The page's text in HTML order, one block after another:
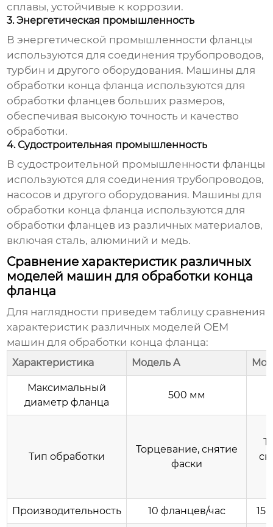
сплавы, устойчивые к коррозии.
3. Энергетическая промышленность
В энергетической промышленности фланцы
используются для соединения трубопроводов,
турбин и другого оборудования. Машины для
обработки конца фланца используются для
обработки фланцев больших размеров,
обеспечивая высокую точность и качество
обработки.
4. Судостроительная промышленность
В судостроительной промышленности фланцы
используются для соединения трубопроводов,
насосов и другого оборудования. Машины для
обработки конца фланца используются для
обработки фланцев из различных материалов,
включая сталь, алюминий и медь.
Сравнение характеристик различных
моделей машин для обработки конца
фланца
Для наглядности приведем таблицу сравнения
характеристик различных моделей OEM
машин для обработки конца фланца:
Характеристика Модель A
Максимальный
диаметр фланца
500 мм
Тип обработки
Торцевание, снятие
фаски
Производительность 10 фланцев/час 15